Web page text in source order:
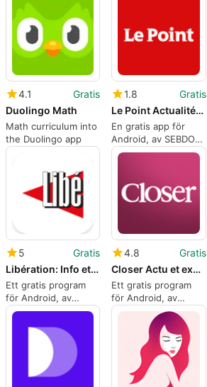
4.1
Gratis
Duolingo Math
Math curriculum into
the Duolingo app
1.8
Gratis
Le Point Actualités Info
En gratis app för
Android, av SEBDO
Le Point SA.
5
Gratis
Libération: Info et Actualités
Ett gratis program
för Android, av
Libération.
4.8
Gratis
Closer Actu et exclus People
Ett gratis program
för Android, av
Mondadori France